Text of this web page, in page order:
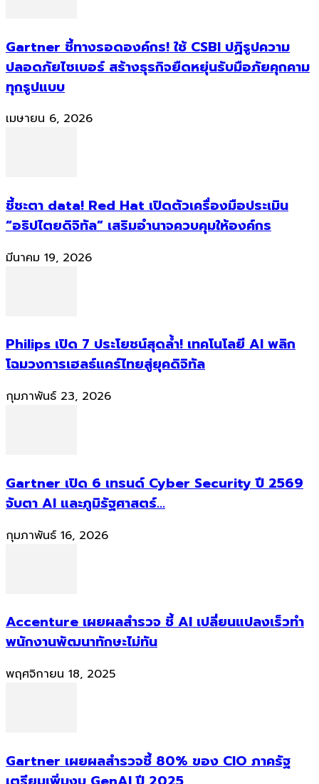
Gartner ชี้ทางรอดองค์กร! ใช้ CSBI ปฏิรูปความ
ปลอดภัยไซเบอร์ สร้างธุรกิจยืดหยุ่นรับมือภัยคุกคาม
ทุกรูปแบบ
เมษายน 6, 2026
ชี้ชะตา data! Red Hat เปิดตัวเครื่องมือประเมิน
“อธิปไตยดิจิทัล” เสริมอำนาจควบคุมให้องค์กร
มีนาคม 19, 2026
Philips เปิด 7 ประโยชน์สุดล้ำ! เทคโนโลยี AI พลิก
โฉมวงการเฮลธ์แคร์ไทยสู่ยุคดิจิทัล
กุมภาพันธ์ 23, 2026
Gartner เปิด 6 เทรนด์ Cyber Security ปี 2569
จับตา AI และภูมิรัฐศาสตร์...
กุมภาพันธ์ 16, 2026
Accenture เผยผลสำรวจ ชี้ AI เปลี่ยนแปลงเร็วทำ
พนักงานพัฒนาทักษะไม่ทัน
พฤศจิกายน 18, 2025
Gartner เผยผลสำรวจชี้ 80% ของ CIO ภาครัฐ